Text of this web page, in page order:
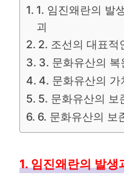
1. 임진왜란의 발
괴
2. 조선의 대표적
3. 문화유산의 복
4. 문화유산의 가
5. 문화유산의 보
6. 문화유산의 보
1. 임진왜란의 발